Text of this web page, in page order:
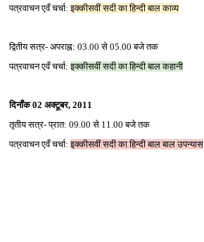
पत्रवाचन एवँ चर्चा:इक्‍कीसवीं सदी का हिन्‍दी बाल काव्‍य
द्वितीय सत्र- अपराह्न: 03.00 से 05.00 बजे तक
पत्रवाचन एवँ चर्चा:इक्‍कीसवीं सदी का हिन्‍दी बाल कहानी
दिनाँक 02 अक्‍टूबर, 2011
तृतीय सत्र- प्रात: 09.00 से 11.00 बजे तक
पत्रवाचन एवँ चर्चा:इक्‍कीसवीं सदी का हिन्‍दी बाल बाल उपन्‍यास